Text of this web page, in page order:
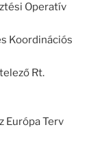
Operatív
Koordinációs
Rt.
Európa Terv